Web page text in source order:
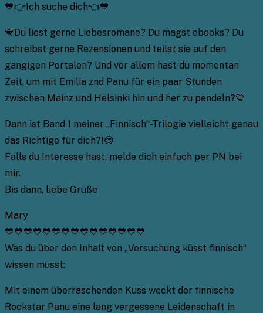
💙👉Ich suche dich👈💙
💙Du liest gerne Liebesromane? Du magst ebooks? Du
schreibst gerne Rezensionen und teilst sie auf den
gängigen Portalen? Und vor allem hast du momentan
Zeit, um mit Emilia znd Panu für ein paar Stunden
zwischen Mainz und Helsinki hin und her zu pendeln?💙
Dann ist Band 1 meiner „Finnisch“-Trilogie vielleicht genau
das Richtige für dich?!😊
Falls du Interesse hast, melde dich einfach per PN bei
mir.
Bis dann, liebe Grüße
Mary
💙💙💙💙💙💙💙💙💙💙💙💙💙💙💙
Was du über den Inhalt von „Versuchung küsst finnisch“
wissen musst:
Mit einem überraschenden Kuss weckt der finnische
Rockstar Panu eine lang vergessene Leidenschaft in